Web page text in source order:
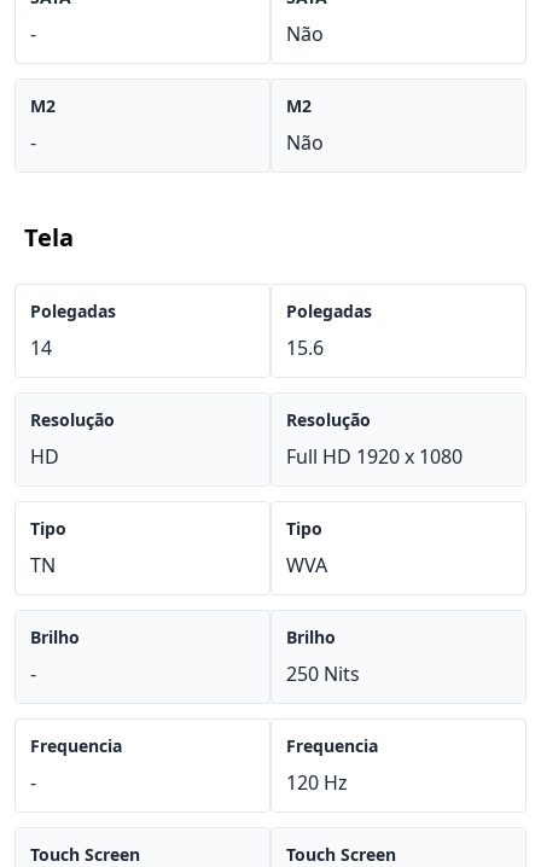
-
M2
-
Não
M2
Não
Tela
Polegadas
14
Resolução
HD
Tipo
TN
Brilho
-
Frequencia
-
Touch Screen
Polegadas
15.6
Resolução
Full HD 1920 x 1080
Tipo
WVA
Brilho
250 Nits
Frequencia
120 Hz
Touch Screen